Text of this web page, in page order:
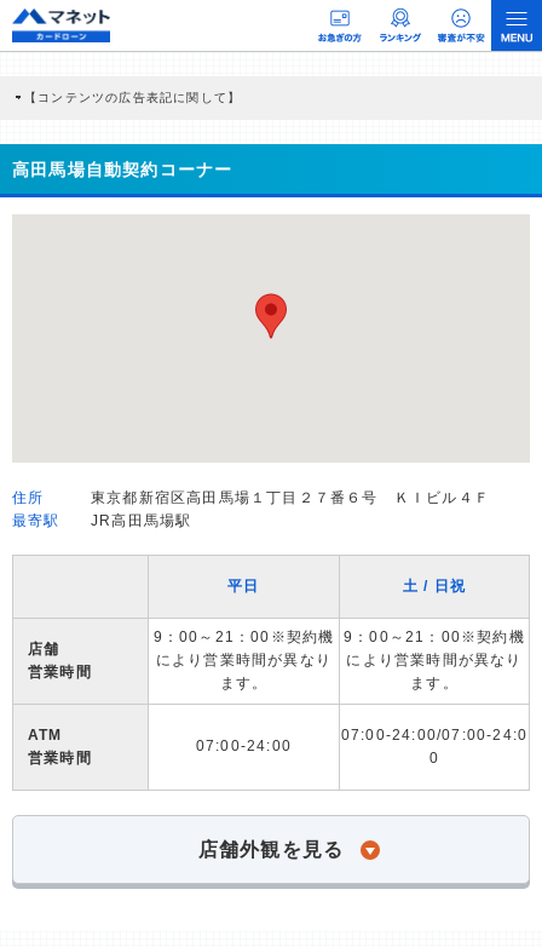
【コンテンツの広告表記に関して】
商品を根拠なくPRするものではなく、当編集部の調査／ユーザーへの口コミ収集な
どに基づき、公平性を担保した情報提供を行っています。
>提携企業一覧
高田馬場自動契約コーナー
住所
東京都新宿区高田馬場１丁目２７番６号 ＫＩビル４Ｆ
最寄駅
JR高田馬場駅
平日 土 / 日祝
店舗
営業時間
9：00～21：00※契約機
により営業時間が異なり
ます。
9：00～21：00※契約機
により営業時間が異なり
ます。
ATM
営業時間
07:00-24:00
07:00-24:00/07:00-24:0
0
店舗外観を見る